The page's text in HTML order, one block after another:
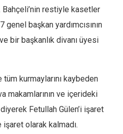
restiyle kasetler
başkan yardımcısının
bir başkanlık divanı üyesi
kurmaylarını kaybeden
makamlarının ve içerideki
Fetullah Gülen’i işaret
olarak kalmadı.